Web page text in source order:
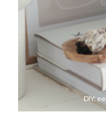
DIY: